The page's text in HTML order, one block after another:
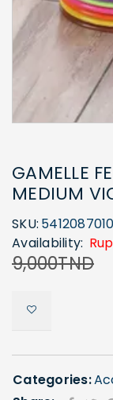
GAMELLE
MEDIUM
SKU:
Availability:
9,000TND
Categories: